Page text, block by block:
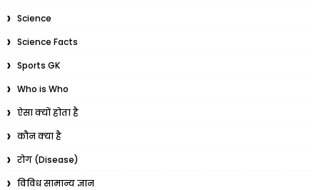
Science
Science Facts
Sports GK
Who is Who
ऐसा क्यों होता है
कौन क्या है
रोग (Disease)
विविध सामान्य ज्ञान